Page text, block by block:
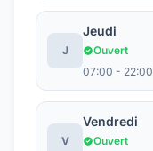
J
Jeudi
Ouvert
07:00 - 22:00
V
Vendredi
Ouvert